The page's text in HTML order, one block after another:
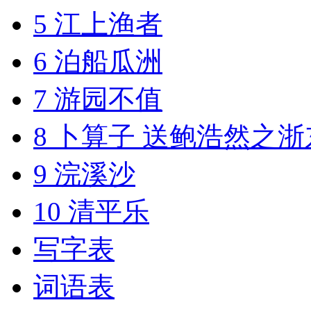
5 江上渔者
6 泊船瓜洲
7 游园不值
8 卜算子 送鲍浩然之浙
9 浣溪沙
10 清平乐
写字表
词语表